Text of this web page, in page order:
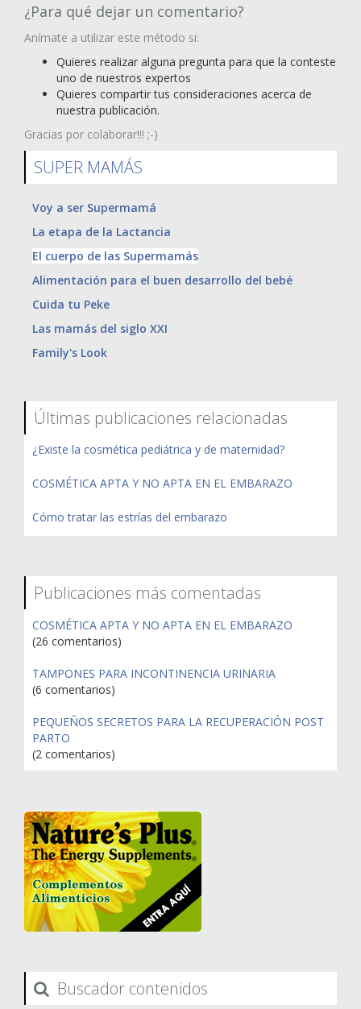
¿Para qué dejar un comentario?
Anímate a utilizar este método si:
Quieres realizar alguna pregunta para que la conteste
uno de nuestros expertos
Quieres compartir tus consideraciones acerca de
nuestra publicación.
Gracias por colaborar!!! ;-)
SUPER MAMÁS
Voy a ser Supermamá
La etapa de la Lactancia
El cuerpo de las Supermamás
Alimentación para el buen desarrollo del bebé
Cuida tu Peke
Las mamás del siglo XXI
Family's Look
Últimas publicaciones relacionadas
¿Existe la cosmética pediátrica y de maternidad?
COSMÉTICA APTA Y NO APTA EN EL EMBARAZO
Cómo tratar las estrías del embarazo
Publicaciones más comentadas
COSMÉTICA APTA Y NO APTA EN EL EMBARAZO
(26 comentarios)
TAMPONES PARA INCONTINENCIA URINARIA
(6 comentarios)
PEQUEÑOS SECRETOS PARA LA RECUPERACIÓN POST
PARTO
(2 comentarios)
Buscador contenidos